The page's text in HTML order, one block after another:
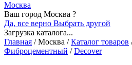
Москва
Ваш город Москва ?
Да, все верно Выбрать другой
Загрузка каталога...
Главная /Москва / Каталог товаров
Фиброцементный / Decover